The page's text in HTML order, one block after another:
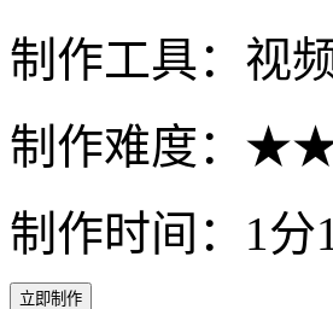
制作工具：视
制作难度：
制作时间：1分
立即制作